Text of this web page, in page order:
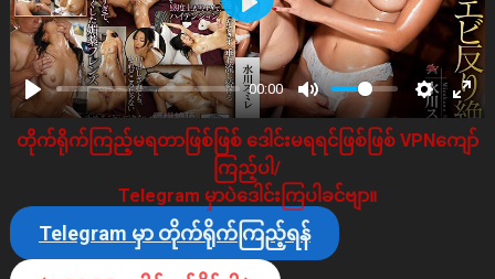
00:00
Play
တိုက်ရိုက်ကြည့်မရတာဖြစ်ဖြစ် ဒေါင်းမရရင်ဖြစ်ဖြစ် VPNကျော်
ကြည့်ပါ/
Telegram မှာပဲဒေါင်းကြပါခင်ဗျာ။
Telegram မှာ တိုက်ရိုက်ကြည့်ရန်